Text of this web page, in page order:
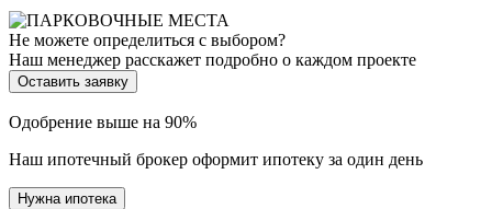
Не можете определиться с выбором?
Наш менеджер расскажет подробно о каждом проекте
Оставить заявку
Одобрение выше на 90%
Наш ипотечный брокер оформит ипотеку за один день
Нужна ипотека